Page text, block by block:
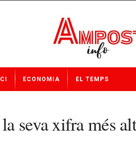
ECONOMIA EL TEMPS
seva xifra més